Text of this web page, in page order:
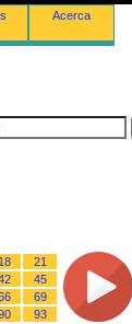
Acerca
18
21
45
69
93